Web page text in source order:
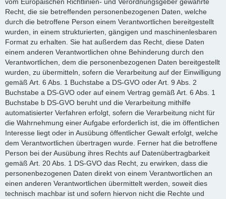
Recht, die sie betreffenden personenbezogenen Daten, welche
durch die betroffene Person einem Verantwortlichen bereitgestellt
wurden, in einem strukturierten, gängigen und maschinenlesbaren
Format zu erhalten. Sie hat außerdem das Recht, diese Daten
einem anderen Verantwortlichen ohne Behinderung durch den
Verantwortlichen, dem die personenbezogenen Daten bereitgestellt
wurden, zu übermitteln, sofern die Verarbeitung auf der Einwilligung
gemäß Art. 6 Abs. 1 Buchstabe a DS-GVO oder Art. 9 Abs. 2
Buchstabe a DS-GVO oder auf einem Vertrag gemäß Art. 6 Abs. 1
Buchstabe b DS-GVO beruht und die Verarbeitung mithilfe
automatisierter Verfahren erfolgt, sofern die Verarbeitung nicht für
die Wahrnehmung einer Aufgabe erforderlich ist, die im öffentlichen
Interesse liegt oder in Ausübung öffentlicher Gewalt erfolgt, welche
dem Verantwortlichen übertragen wurde. Ferner hat die betroffene
Person bei der Ausübung ihres Rechts auf Datenübertragbarkeit
gemäß Art. 20 Abs. 1 DS-GVO das Recht, zu erwirken, dass die
personenbezogenen Daten direkt von einem Verantwortlichen an
einen anderen Verantwortlichen übermittelt werden, soweit dies
technisch machbar ist und sofern hiervon nicht die Rechte und